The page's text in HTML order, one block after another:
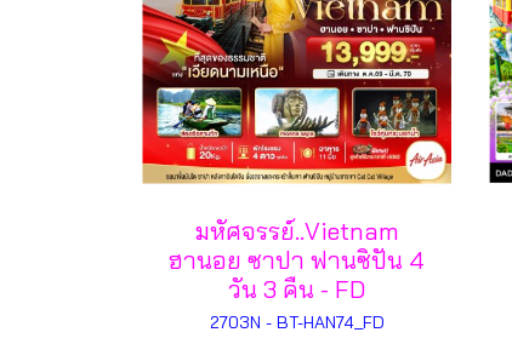
มหัศจรรย์..Vietnam
ฮานอย ซาปา ฟานซิปัน 4
วัน 3 คืน - FD
2703N - BT-HAN74_FD